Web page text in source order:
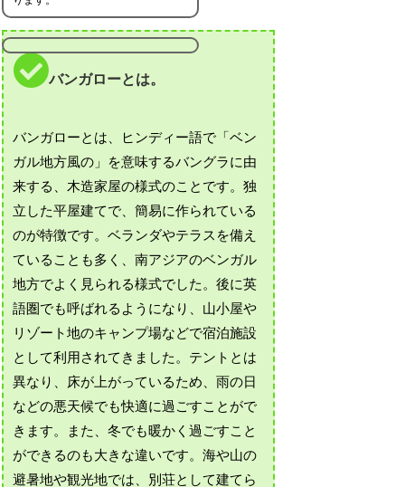
バンガローとは。
バンガローとは、ヒンディー語で「ベン
ガル地方風の」を意味するバングラに由
来する、木造家屋の様式のことです。独
立した平屋建てで、簡易に作られている
のが特徴です。ベランダやテラスを備え
ていることも多く、南アジアのベンガル
地方でよく見られる様式でした。後に英
語圏でも呼ばれるようになり、山小屋や
リゾート地のキャンプ場などで宿泊施設
として利用されてきました。テントとは
異なり、床が上がっているため、雨の日
などの悪天候でも快適に過ごすことがで
きます。また、冬でも暖かく過ごすこと
ができるのも大きな違いです。海や山の
避暑地や観光地では、別荘として建てら